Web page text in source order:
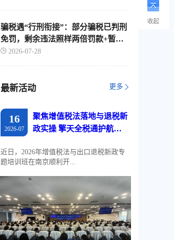
骗税遇“行刑衔接”：部分骗税已判刑
免罚，剩余违法照样两倍罚款+暂停
出口退税
2026-07-28
最新活动 更多
16
2026-07
聚焦增值税法落地与退税新
政实操 擎天全税通护航江
近日，2026年增值税法与出口退税新政专
题培训班在南京顺利开...
收起